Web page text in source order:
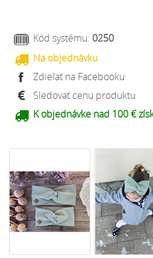
Kód systému: 0250
Na objednávku
Zdieľať na Facebooku
Sledovať cenu produktu
K objednávke nad 100 €